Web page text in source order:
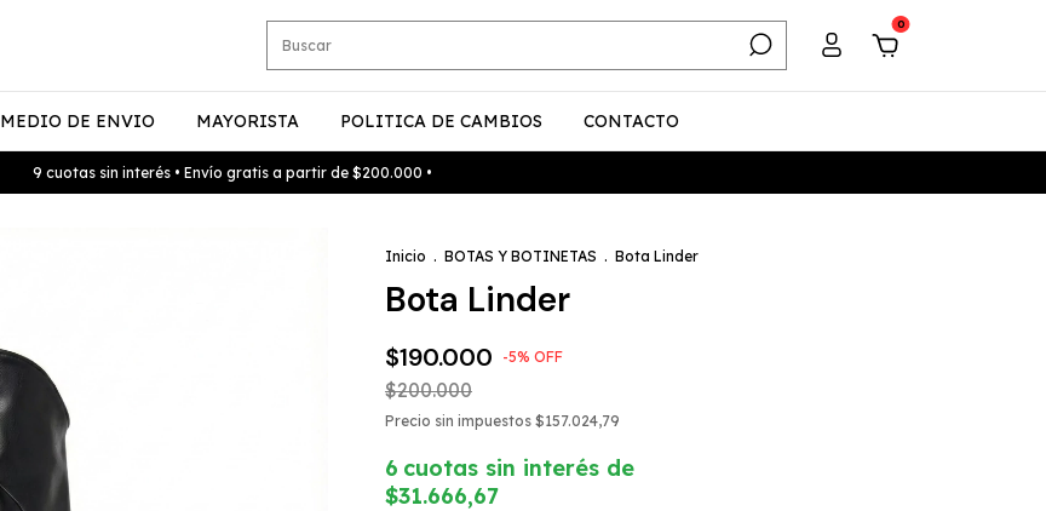
0
MEDIO DE ENVIO MAYORISTA POLITICA DE CAMBIOS CONTACTO
9 cuotas sin interés • Envío gratis a partir de $200.000 •
Inicio . BOTAS Y BOTINETAS . Bota Linder
Bota Linder
$190.000 -5% OFF
$200.000
Precio sin impuestos $157.024,79
6 cuotas sin interés de
$31.666,67